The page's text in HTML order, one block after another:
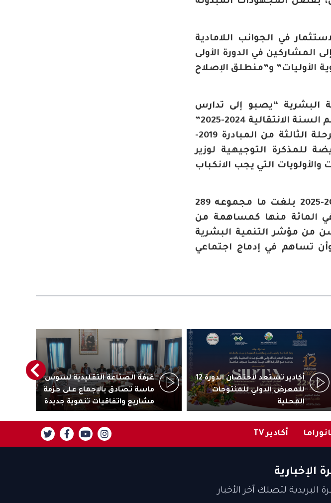
في الجوانب اللامادية
المشاركين في الدورة الأولى
سنة 2019، باعتبارها “أولوية الأوليات” و”منطلق الإصلاح
البشرية “يصبو إلى تدارس
ومناقشة برنامج عمل المبادرة الوطنية للتنمية البشرية برسم السنة الانتقالية 2024-2025”
والتي تعد، كما جاء في معرض حديثه، “استمراراً وتتمةً للمرحلة الثالثة من المبادرة 2019-
للمذكرة التوجيهية لوزير
التي يجب الانكباب
يذكر أن عدد المشاريع المبرمجة خلال السنة الانتقالية 2024-2025 بلغت ما مجموعه 289
بقيمة مالية إجمالية تناهز 50 مليون درهماً، 80 في المائة منها كمساهمة من
من مؤشر التنمية البشرية
تساهم في إدماج اجتماعي
أكادير تستعد لاحتضان الدورة 12
للمعرض الدولي للمنتوجات
المحلية
غرفة الصناعة التقليدية لسوس
ماسة تصادق بالإجماع على حزمة
مشاريع واتفاقيات تنموية جديدة
أكادير TV
الإخبارية
البريدية لتصلك آخر الأخبار